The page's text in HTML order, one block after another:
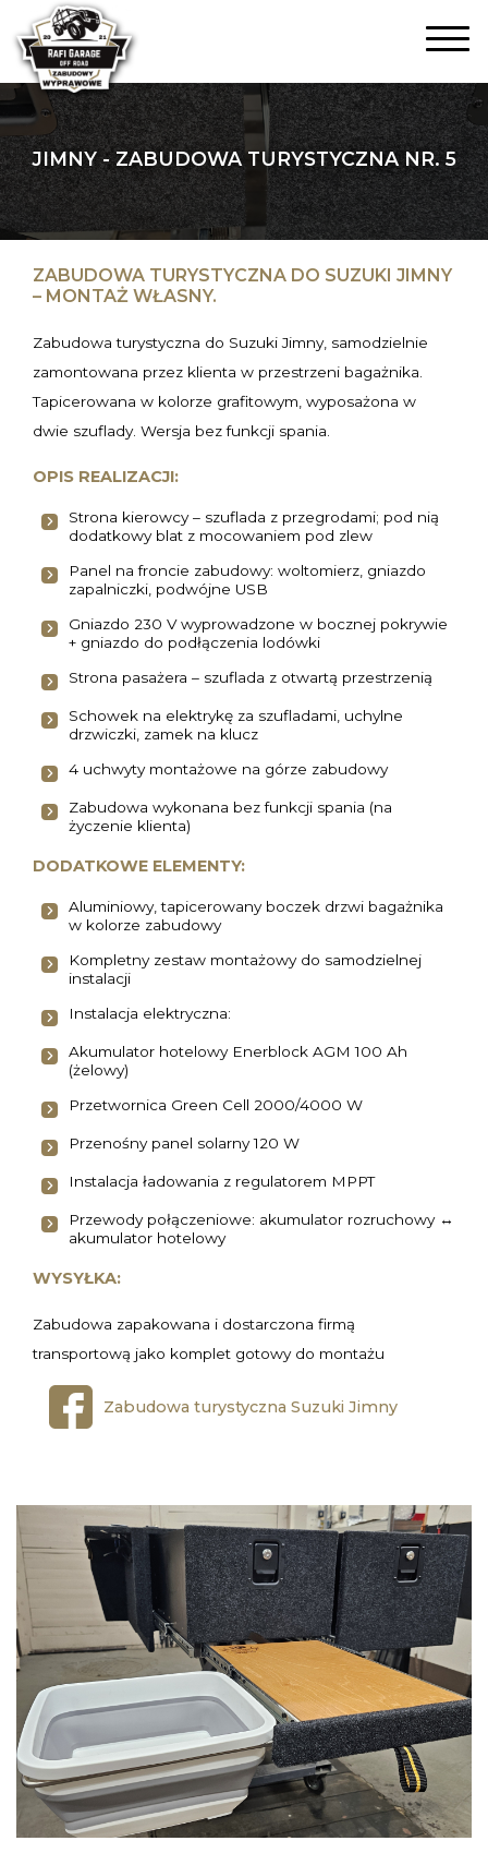
JIMNY - ZABUDOWA TURYSTYCZNA NR. 5
ZABUDOWA TURYSTYCZNA DO SUZUKI JIMNY
– MONTAŻ WŁASNY.
Zabudowa turystyczna do Suzuki Jimny, samodzielnie
zamontowana przez klienta w przestrzeni bagażnika.
Tapicerowana w kolorze grafitowym, wyposażona w
dwie szuflady. Wersja bez funkcji spania.
OPIS REALIZACJI:
Strona kierowcy – szuflada z przegrodami; pod nią
dodatkowy blat z mocowaniem pod zlew
Panel na froncie zabudowy: woltomierz, gniazdo
zapalniczki, podwójne USB
Gniazdo 230 V wyprowadzone w bocznej pokrywie
+ gniazdo do podłączenia lodówki
Strona pasażera – szuflada z otwartą przestrzenią
Schowek na elektrykę za szufladami, uchylne
drzwiczki, zamek na klucz
4 uchwyty montażowe na górze zabudowy
Zabudowa wykonana bez funkcji spania (na
życzenie klienta)
DODATKOWE ELEMENTY:
Aluminiowy, tapicerowany boczek drzwi bagażnika
w kolorze zabudowy
Kompletny zestaw montażowy do samodzielnej
instalacji
Instalacja elektryczna:
Akumulator hotelowy Enerblock AGM 100 Ah
(żelowy)
Przetwornica Green Cell 2000/4000 W
Przenośny panel solarny 120 W
Instalacja ładowania z regulatorem MPPT
Przewody połączeniowe: akumulator rozruchowy ↔
akumulator hotelowy
WYSYŁKA:
Zabudowa zapakowana i dostarczona firmą
transportową jako komplet gotowy do montażu
Zabudowa turystyczna Suzuki Jimny